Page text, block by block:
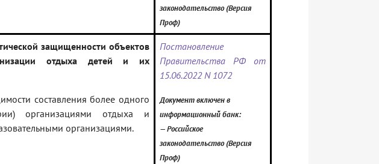
законодательство (Версия
Проф)
защищенности объектов
отдыха детей и их
составления более одного
организациями отдыха и
организациями.
Постановление
Правительства РФ от
15.06.2022 N 1072
Документ включен в
информационный банк:
— Российское
законодательство (Версия
Проф)